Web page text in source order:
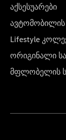
აქსესუარები
ავტომობილის
Lifestyle
ორიგინალი
მფლობელის